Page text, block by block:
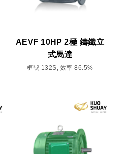
AEVF 10HP 2極 鑄鐵立
式馬達
框號 132S, 效率 86.5%